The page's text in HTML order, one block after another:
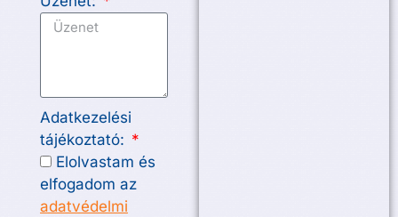
Adatkezelési
tájékoztató:
Elolvastam és
elfogadom az
adatvédelmi